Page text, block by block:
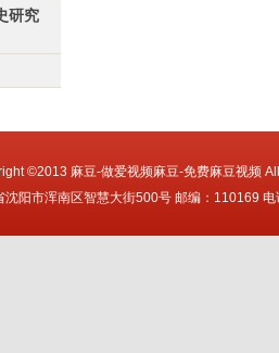
研究
©2013 麻豆-做爱视频麻豆-免费麻豆视频
沈阳市浑南区智慧大街500号 邮编：110169